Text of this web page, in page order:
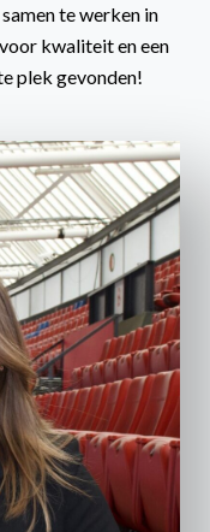
te werken in
kwaliteit en een
plek gevonden!